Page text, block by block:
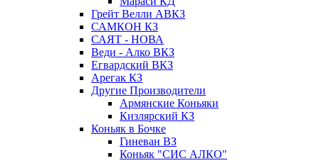
Грейт Велли АВКЗ
САМКОН КЗ
САЯТ - НОВА
Веди - Алко ВКЗ
Егвардский ВКЗ
Арегак КЗ
Другие Производители
Армянские Коньяки
Кизлярский КЗ
Коньяк в Бочке
Гиневан ВЗ
Коньяк "СИС АЛКО"